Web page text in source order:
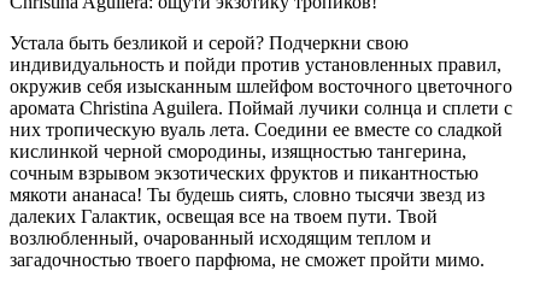
Устала быть безликой и серой? Подчеркни свою
индивидуальность и пойди против установленных правил,
окружив себя изысканным шлейфом восточного цветочного
аромата Christina Aguilera. Поймай лучики солнца и сплети с
них тропическую вуаль лета. Соедини ее вместе со сладкой
кислинкой черной смородины, изящностью тангерина,
сочным взрывом экзотических фруктов и пикантностью
мякоти ананаса! Ты будешь сиять, словно тысячи звезд из
далеких Галактик, освещая все на твоем пути. Твой
возлюбленный, очарованный исходящим теплом и
загадочностью твоего парфюма, не сможет пройти мимо.